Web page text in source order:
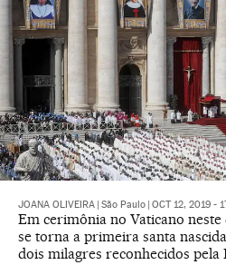
JOANA OLIVEIRA São Paulo OCT 12, 2019 -
Em cerimônia no Vaticano
se torna a primeira santa
dois milagres reconhecidos pela